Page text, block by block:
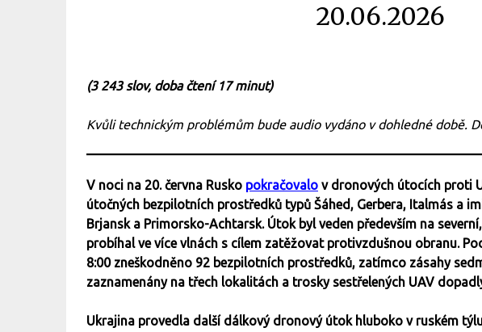
20.06.2026
(3 243 slov, doba čtení 17 minut)
Kvůli technickým problémům bude audio vydáno v dohledné době.
V noci na 20. června Rusko pokračovalo v dronových útocích proti
útočných bezpilotních prostředků typů Šáhed, Gerbera, Italmás a
Brjansk a Primorsko-Achtarsk. Útok byl veden především na
probíhal ve více vlnách s cílem zatěžovat protivzdušnou obranu.
8:00 zneškodněno 92 bezpilotních prostředků, zatímco zásahy
zaznamenány na třech lokalitách a trosky sestřelených UAV
Ukrajina provedla další dálkový dronový útok hluboko v ruském